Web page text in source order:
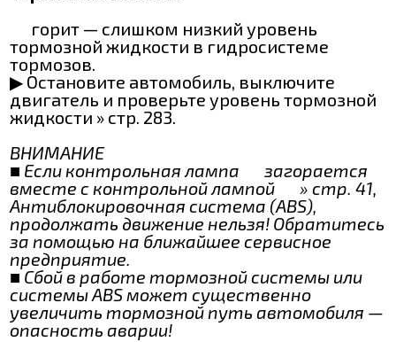
горит — слишком низкий уровень
тормозной жидкости в гидросистеме
тормозов.
▶ Остановите автомобиль, выключите
двигатель и проверьте уровень тормозной
жидкости » стр. 283.
ВНИМАНИЕ
■ Если контрольная лампа
загорается
вместе с контрольной лампой
» стр. 41,
Антиблокировочная система (ABS),
продолжать движение нельзя! Обратитесь
за помощью на ближайшее сервисное
предприятие.
■ Сбой в работе тормозной системы или
системы ABS может существенно
увеличить тормозной путь автомобиля —
опасность аварии!